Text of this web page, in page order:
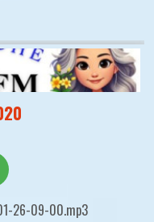
26-09-00.mp3